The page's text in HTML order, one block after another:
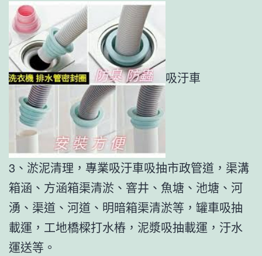
吸汙車
3、淤泥清理，專業吸汙車吸抽市政管道，渠溝
箱涵、方涵箱渠清淤、窨井、魚塘、池塘、河
湧、渠道、河道、明暗箱渠清淤等，罐車吸抽
載運，工地橋樑打水樁，泥漿吸抽載運，汙水
運送等。